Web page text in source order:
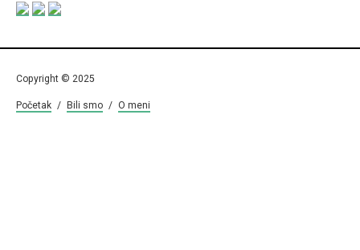
Copyright © 2025
Početak / Bili smo / O meni